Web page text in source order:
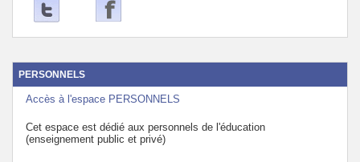
PERSONNELS
Accès à l'espace PERSONNELS
Cet espace est dédié aux personnels de l'éducation
(enseignement public et privé)